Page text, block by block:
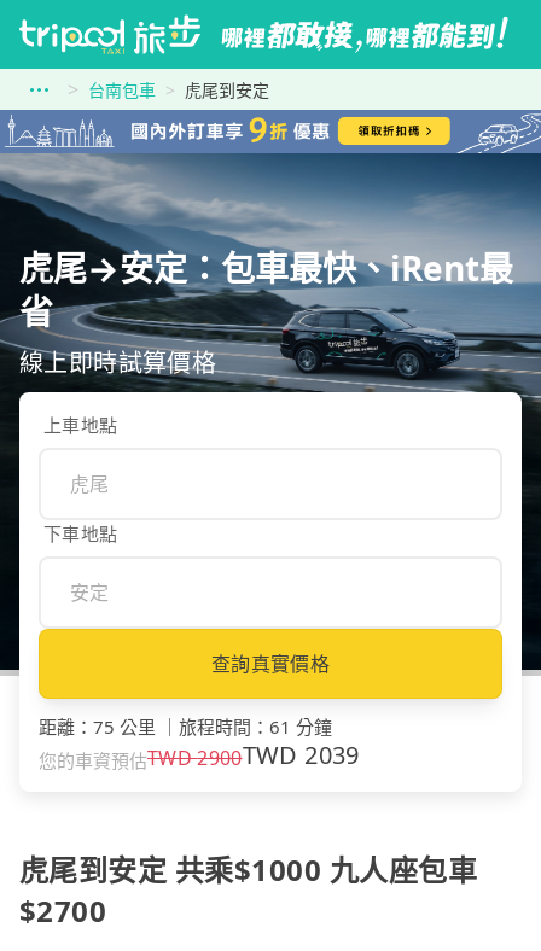
台南包車 虎尾到安定
虎尾→安定：包車最快、iRent最
省
線上即時試算價格
上車地點
下車地點
查詢真實價格
距離 ： 75 公里 旅程時間 ： 61 分鐘
您的車資預估TWD2900TWD 2039
虎尾到安定 共乘$1000 九人座包車
$2700